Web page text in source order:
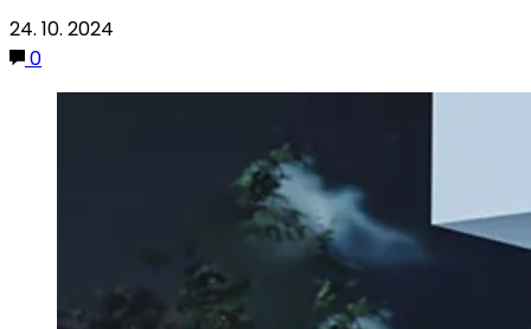
24. 10. 2024
0